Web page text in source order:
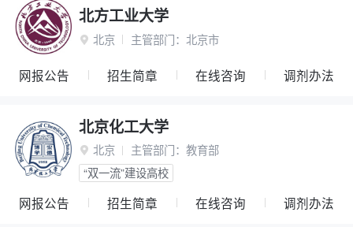
北方工业大学
 北京 主管部门： 北京市
网报公告 招生简章 在线咨询 调剂办法
北京化工大学
 北京 主管部门： 教育部
“双一流”建设高校
网报公告 招生简章 在线咨询 调剂办法